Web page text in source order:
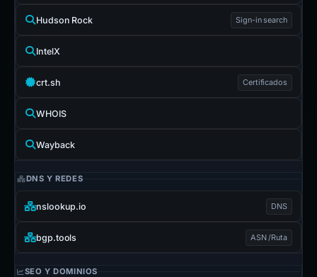
Hudson Rock Sign-in search
IntelX
crt.sh Certificados
WHOIS
Wayback
DNS Y REDES
nslookup.io DNS
bgp.tools ASN /Ruta
SEO Y DOMINIOS